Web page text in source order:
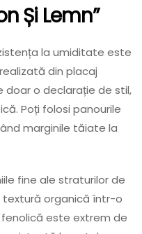
Și Lemn”
la umiditate este
din placaj
doar o declarație de stil,
Poți folosi panourile
marginile tăiate la
fine ale straturilor de
organică într-o
este extrem de